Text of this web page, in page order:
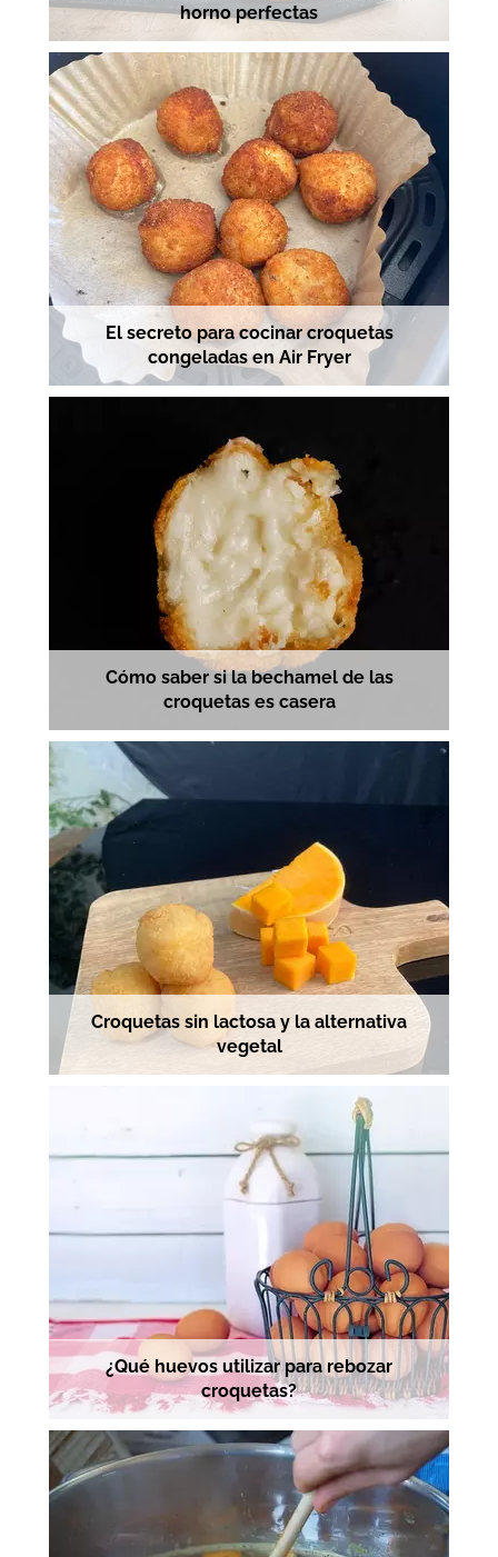
horno perfectas
El secreto para cocinar croquetas
congeladas en Air Fryer
Cómo saber si la bechamel de las
croquetas es casera
Croquetas sin lactosa y la alternativa
vegetal
¿Qué huevos utilizar para rebozar
croquetas?